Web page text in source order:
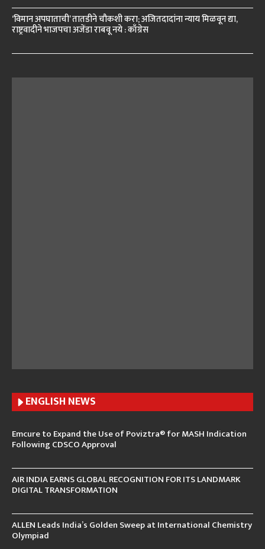
‘विमान अपघाताची’ तातडीने चौकशी करा; अजितदादांना न्याय मिळवून द्या,
राष्ट्रवादीने भाजपचा अजेंडा राबवू नये : काँग्रेस
ENGLISH NEWS
Emcure to Expand the Use of Poviztra® for MASH Indication
Following CDSCO Approval
AIR INDIA EARNS GLOBAL RECOGNITION FOR ITS LANDMARK
DIGITAL TRANSFORMATION
ALLEN Leads India’s Golden Sweep at International Chemistry
Olympiad